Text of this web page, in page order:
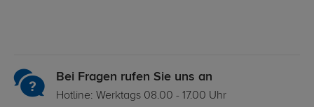
Bei Fragen rufen Sie uns an
Hotline: Werktags 08.00 - 17.00 Uhr